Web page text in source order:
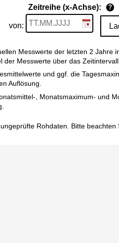
Zeitreihe (x-Achse): ?
von:
Messwerte der letzten 2 Jahre
der Messwerte über das
und ggf. die
Auflösung.
, Monatsmaximum- und
Rohdaten. Bitte beachten